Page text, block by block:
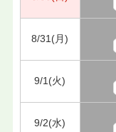
8/31(月)
9/1(火)
9/2(水)